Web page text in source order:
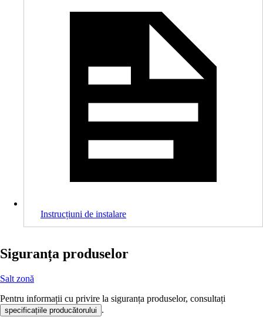
Instrucțiuni de instalare
Siguranța produselor
Salt zonă
Pentru informații cu privire la siguranța produselor, consultați
specificațiile producătorului .